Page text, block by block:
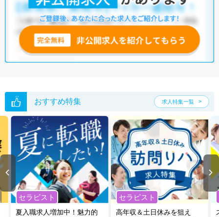
おすすめ特集 求人特集一覧
セラピスト
夏入職求人増加中！魅力的
セラピスト
高年収＆土日休みを狙え